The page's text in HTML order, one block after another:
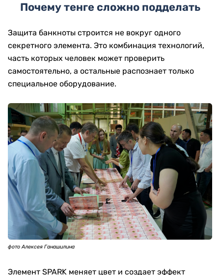
Почему тенге сложно подделать
Защита банкноты строится не вокруг одного
секретного элемента. Это комбинация технологий,
часть которых человек может проверить
самостоятельно, а остальные распознает только
специальное оборудование.
фото Алексея Ганашилина
Элемент SPARK меняет цвет и создает эффект